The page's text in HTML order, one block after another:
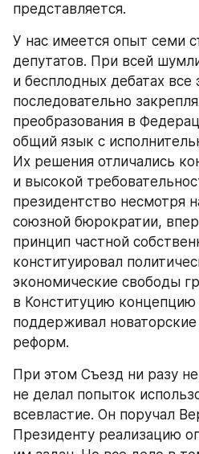
представляется.
У нас имеется опыт семи
депутатов. При всей
и бесплодных дебатах все
последовательно
преобразования в
общий язык с
Их решения отличались
и высокой
президентство несмотря
союзной бюрократии,
принцип частной
конституировал
экономические свободы
в Конституцию
поддерживал
реформ.
При этом Съезд ни разу
не делал попыток
всевластие. Он поручал
Президенту реализацию